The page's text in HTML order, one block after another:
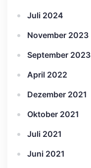
Juli 2024
November 2023
September 2023
April 2022
Dezember 2021
Oktober 2021
Juli 2021
Juni 2021